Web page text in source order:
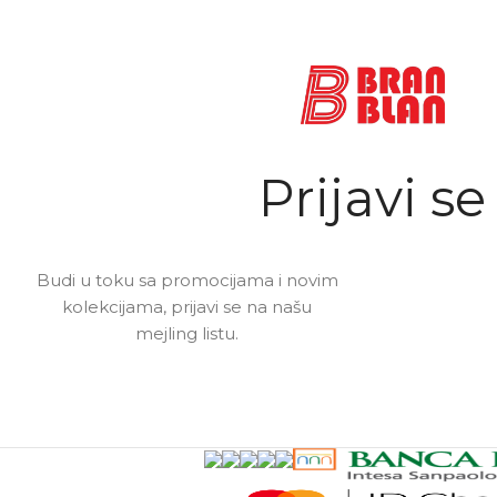
Prijavi se
Budi u toku sa promocijama i novim
kolekcijama, prijavi se na našu
mejling listu.